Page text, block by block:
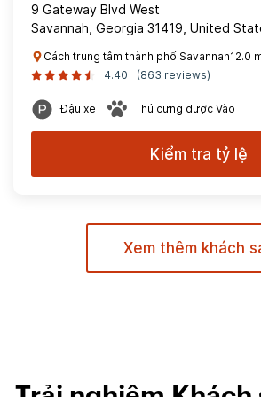
9 Gateway Blvd West
Savannah, Georgia 31419, United
Cách trung tâm thành phố Savannah12.0
4.40
(863 reviews)
Đậu xe Thú cưng được Vào
Kiểm tra tỷ lệ
Xem thêm khách